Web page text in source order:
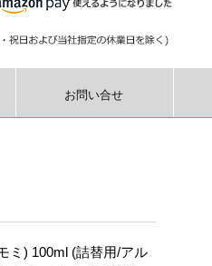
お問い合せ
ミ) 100ml (詰替用/アル